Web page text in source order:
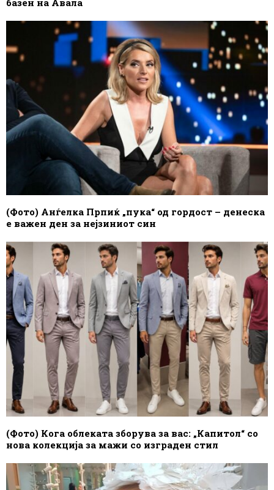
базен на Авала
(Фото) Анѓелка Прпиќ „пука“ од гордост – денеска
е важен ден за нејзиниот син
(Фото) Кога облеката зборува за вас: „Капитол“ со
нова колекција за мажи со изграден стил